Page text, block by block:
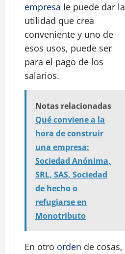
empresa le puede dar la
utilidad que crea
conveniente y uno de
esos usos, puede ser
para el pago de los
salarios.
Notas relacionadas
Qué conviene a la
hora de construir
una empresa:
Sociedad Anónima,
SRL, SAS, Sociedad
de hecho o
refugiarse en
Monotributo
En otro orden de cosas,